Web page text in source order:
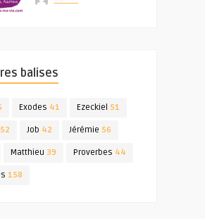
balises
Exodes 41 Ezeckiel 51
52 Job 42 Jérémie 56
Matthieu 39 Proverbes 44
158